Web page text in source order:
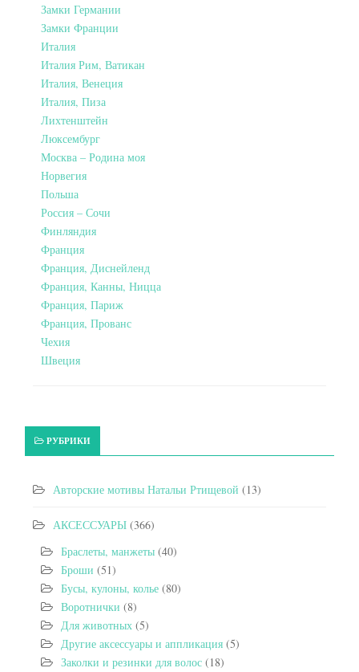
Замки Германии
Замки Франции
Италия
Италия Рим, Ватикан
Италия, Венеция
Италия, Пиза
Лихтенштейн
Люксембург
Москва – Родина моя
Норвегия
Польша
Россия – Сочи
Финляндия
Франция
Франция, Диснейленд
Франция, Канны, Ницца
Франция, Париж
Франция, Прованс
Чехия
Швеция
РУБРИКИ
Авторские мотивы Натальи Ртищевой (13)
АКСЕССУАРЫ (366)
Браслеты, манжеты (40)
Броши (51)
Бусы, кулоны, колье (80)
Воротнички (8)
Для животных (5)
Другие аксессуары и аппликация (5)
Заколки и резинки для волос (18)